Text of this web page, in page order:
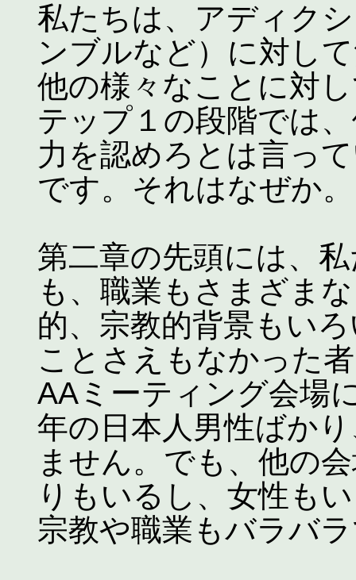
私たちは、アディク
ンブルなど）に対し
他の様々なことに対
テップ１の段階では
力を認めろとは言っ
です。それはなぜか。
第二章の先頭には、
も、職業もさまざま
的、宗教的背景もい
ことさえもなかった
AAミーティング会場
年の日本人男性ばか
ません。でも、他の
りもいるし、女性も
宗教や職業もバラバ